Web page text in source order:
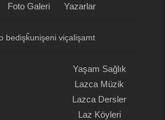
Foto Galeri Yazarlar
bedişǩunişeni viçalişamt
Yaşam Sağlık
Lazca Müzik
Lazca Dersler
Laz Köyleri